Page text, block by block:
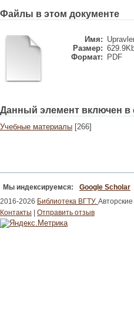
Файлы в этом документе
Имя:
Размер:
Формат:
PDF
Данный элемент включен
Учебные материалы [266]
Мы индексируемся: Google Scholar
2016-2026 Библиотека ВГТУ.
Контакты
Отправить отзыв